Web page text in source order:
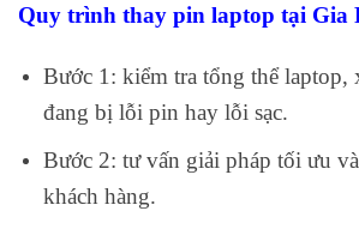
Quy trình thay pin laptop tại Gia
Bước 1: kiểm tra tổng thể laptop,
đang bị lỗi pin hay lỗi sạc.
Bước 2: tư vấn giải pháp tối ưu
khách hàng.